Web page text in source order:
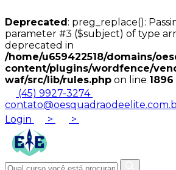
Deprecated: preg_replace():
parameter #3 ($subject) of type
deprecated in
/home/u659422518/domains/
content/plugins/wordfence/
waf/src/lib/rules.php on line 1896
(45) 9927-3274
Login
> >